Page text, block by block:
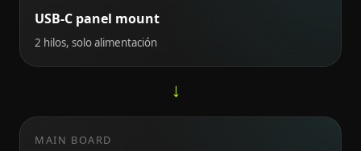
USB-C panel mount
2 hilos, solo alimentación
→
MAIN BOARD